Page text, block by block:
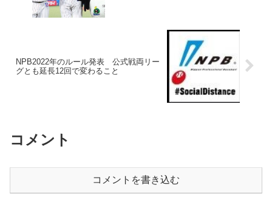
NPB2022年のルール発表 公式戦両リー
グとも延長12回で変わること
コメント
コメントを書き込む